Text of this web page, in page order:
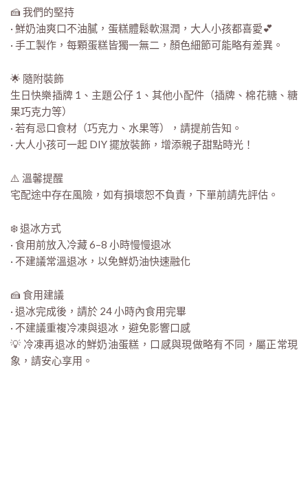
🍰 我們的堅持
· 鮮奶油爽口不油膩，蛋糕體鬆軟濕潤，大人小孩都喜愛💕
· 手工製作，每顆蛋糕皆獨一無二，顏色細節可能略有差異。
🌟 隨附裝飾
生日快樂插牌 1、主題公仔 1、其他小配件（插牌、棉花糖、糖
果巧克力等）
· 若有忌口食材（巧克力、水果等），請提前告知。
· 大人小孩可一起 DIY 擺放裝飾，增添親子甜點時光！
⚠️ 溫馨提醒
宅配途中存在風險，如有損壞恕不負責，下單前請先評估。
❄️ 退冰方式
· 食用前放入冷藏 6–8 小時慢慢退冰
· 不建議常溫退冰，以免鮮奶油快速融化
🍰 食用建議
· 退冰完成後，請於 24 小時內食用完畢
· 不建議重複冷凍與退冰，避免影響口感
💡 冷凍再退冰的鮮奶油蛋糕，口感與現做略有不同，屬正常現
象，請安心享用。